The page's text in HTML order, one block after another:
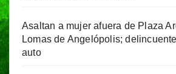
Asaltan a mujer afuera de Plaza
Lomas de Angelópolis;
auto